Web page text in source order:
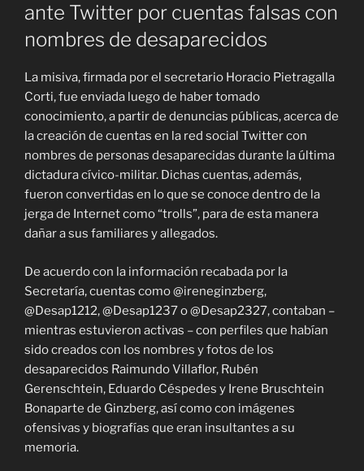
ante Twitter por cuentas falsas con
nombres de desaparecidos
La misiva, firmada por el secretario Horacio Pietragalla
Corti, fue enviada luego de haber tomado
conocimiento, a partir de denuncias públicas, acerca de
la creación de cuentas en la red social Twitter con
nombres de personas desaparecidas durante la última
dictadura cívico-militar. Dichas cuentas, además,
fueron convertidas en lo que se conoce dentro de la
jerga de Internet como “trolls”, para de esta manera
dañar a sus familiares y allegados.
De acuerdo con la información recabada por la
Secretaría, cuentas como @ireneginzberg,
@Desap1212, @Desap1237 o @Desap2327, contaban –
mientras estuvieron activas – con perfiles que habían
sido creados con los nombres y fotos de los
desaparecidos Raimundo Villaflor, Rubén
Gerenschtein, Eduardo Céspedes y Irene Bruschtein
Bonaparte de Ginzberg, así como con imágenes
ofensivas y biografías que eran insultantes a su
memoria.